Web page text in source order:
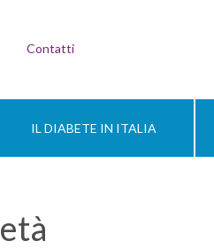
Contatti
IL DIABETE IN ITALIA
età